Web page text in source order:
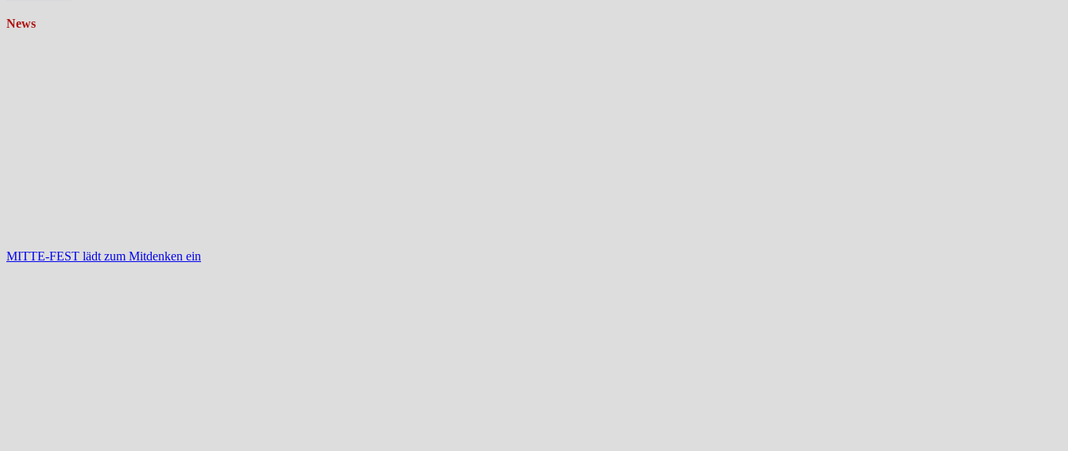
News
MITTE-FEST lädt zum Mitdenken ein